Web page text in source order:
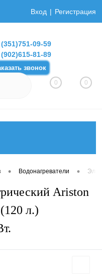
Вход Регистрация
09-59
81-89
звонок
0 0
• Водонагреватели •
Ariston
л.)